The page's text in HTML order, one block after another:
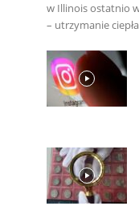
w Illinois ostatnio
– utrzymanie